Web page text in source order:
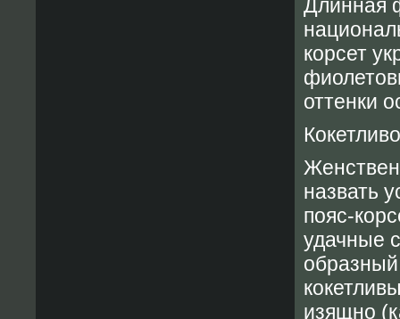
Длинная
корсет
оттенки
назвать
пояс-
удачные
изящно